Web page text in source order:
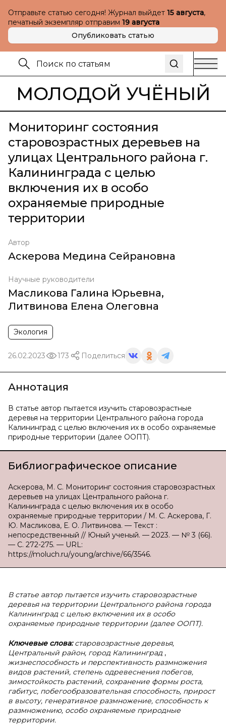
Отправьте статью сегодня! Журнал выйдет 15 августа,
печатный экземпляр отправим 19 августа
Опубликовать статью
МОЛОДОЙ УЧЁНЫЙ
Мониторинг состояния
старовозрастных деревьев на
улицах Центрального района г.
Калининграда с целью
включения их в особо
охраняемые природные
территории
Автор
Аскерова Медина Сейрановна
Научные руководители
Масликова Галина Юрьевна,
Литвинова Елена Олеговна
Экология
26.02.2023 173 Поделиться
Аннотация
В статье автор пытается изучить старовозрастные
деревья на территории Центрального района города
Калининград с целью включения их в особо охраняемые
природные территории (далее ООПТ).
Библиографическое описание
Аскерова, М. С. Мониторинг состояния старовозрастных
деревьев на улицах Центрального района г.
Калининграда с целью включения их в особо
охраняемые природные территории / М. С. Аскерова, Г.
Ю. Масликова, Е. О. Литвинова. — Текст :
непосредственный // Юный ученый. — 2023. — № 3 (66).
— С. 272-275. — URL:
https://moluch.ru/young/archive/66/3546.
В статье автор пытается изучить старовозрастные
деревья на территории Центрального района города
Калининград с целью включения их в особо
охраняемые природные территории (далее ООПТ).
Ключевые слова:старовозрастные деревья,
Центральный район, город Калининград ,
жизнеспособность и перспективность размножения
видов растений, степень одревеснения побегов,
зимостойкость растений, сохранение формы роста,
габитус, побегообразовательная способность, прирост
в высоту, генеративное размножение, способность к
размножению, особо охраняемые природные
территории.